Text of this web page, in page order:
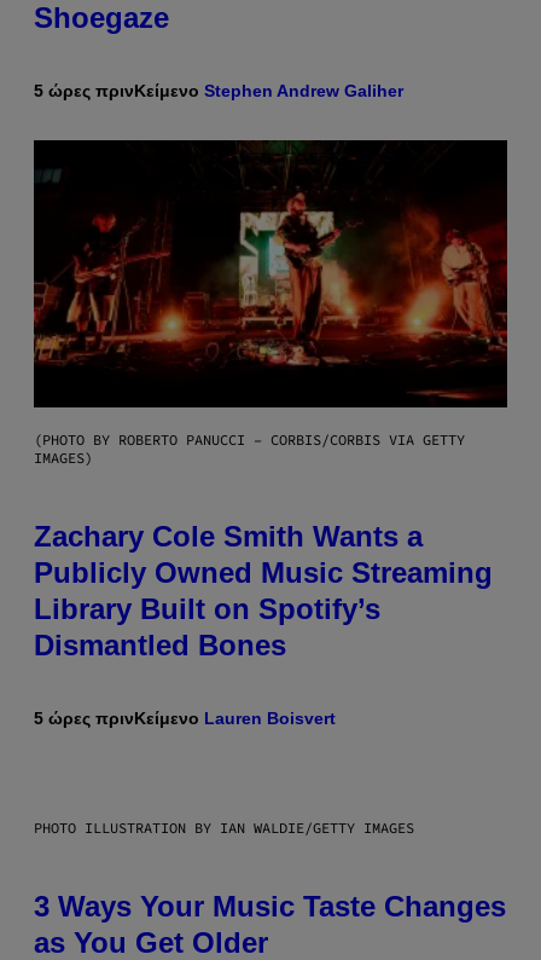
Shoegaze
5 ώρες πρινΚείμενο Stephen Andrew Galiher
(PHOTO BY ROBERTO PANUCCI – CORBIS/CORBIS VIA GETTY
IMAGES)
Zachary Cole Smith Wants a
Publicly Owned Music Streaming
Library Built on Spotify’s
Dismantled Bones
5 ώρες πρινΚείμενο Lauren Boisvert
PHOTO ILLUSTRATION BY IAN WALDIE/GETTY IMAGES
3 Ways Your Music Taste Changes
as You Get Older